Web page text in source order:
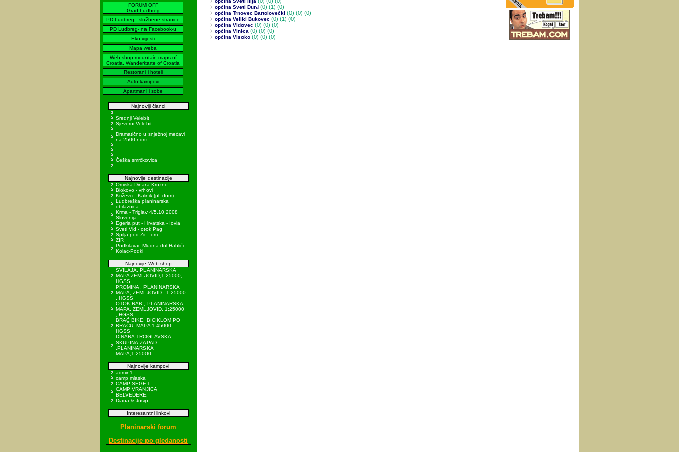
FORUM OFF
Grad Ludbreg
PD Ludbreg - službene stranice
PD Ludbreg- na Facebook-u
Eko vijesti
Mapa weba
Web shop mountain maps of
Croatia, Wanderkarte of Croatia
Restorani i hoteli
Auto kampovi
Apartmani i sobe
Najnoviji članci
Srednji Velebit
Sjeverni Velebit
Dramatično u snježnoj mećavi
na 2500 ndm
Češka smrčkovica
Najnovije destinacije
Omiska Dinara Kruzno
Biokovo - vrhovi
Križevci - Kalnik (pl. dom)
Ludbreška planinarska
obilaznica
Krma - Triglav 4/5.10.2008
Slovenija
Egeria put - Hrvatska - Iovia
Sveti Vid - otok Pag
Spilja pod Zir - om
ZIR
Podkilavac-Mudna dol-Hahlići-
Kolac-Podki
Najnovije Web shop
SVILAJA, PLANINARSKA
MAPA ZEMLJOVID,1:25000,
HGSS
PROMINA , PLANINARSKA
MAPA, ZEMLJOVID , 1:25000
, HGSS
OTOK RAB , PLANINARSKA
MAPA, ZEMLJOVID, 1:25000
, HGSS
BRAČ BIKE, BICIKLOM PO
BRAČU, MAPA 1:45000,
HGSS
DINARA-TROGLAVSKA
SKUPINA-ZAPAD
,PLANINARSKA
MAPA,1:25000
Najnovije kampovi
admin1
camp mlaska
CAMP SEGET
CAMP VRANJICA
BELVEDERE
Diana & Josip
Interesantni linkovi
Planinarski forum
Destinacije po gledanosti
općina Sveti Đurđ (0) (1) (0)
općina Trnovec Bartolovečki (0) (0) (0)
općina Veliki Bukovec (0) (1) (0)
općina Vidovec (0) (0) (0)
općina Vinica (0) (0) (0)
općina Visoko (0) (0) (0)